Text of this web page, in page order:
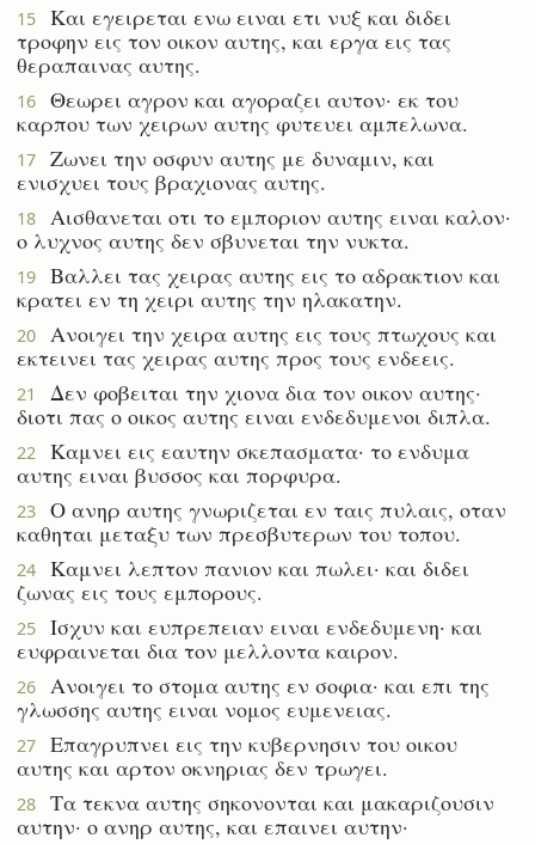
15
Και εγειρεται ενω ειναι ετι νυξ και διδει
τροφην εις τον οικον αυτης, και εργα εις τας
θεραπαινας αυτης.
16
Θεωρει αγρον και αγοραζει αυτον· εκ του
καρπου των χειρων αυτης φυτευει αμπελωνα.
17
Ζωνει την οσφυν αυτης με δυναμιν, και
ενισχυει τους βραχιονας αυτης.
18
Αισθανεται οτι το εμποριον αυτης ειναι καλον·
ο λυχνος αυτης δεν σβυνεται την νυκτα.
19
Βαλλει τας χειρας αυτης εις το αδρακτιον και
κρατει εν τη χειρι αυτης την ηλακατην.
20
Ανοιγει την χειρα αυτης εις τους πτωχους και
εκτεινει τας χειρας αυτης προς τους ενδεεις.
21
Δεν φοβειται την χιονα δια τον οικον αυτης·
διοτι πας ο οικος αυτης ειναι ενδεδυμενοι διπλα.
22
Καμνει εις εαυτην σκεπασματα· το ενδυμα
αυτης ειναι βυσσος και πορφυρα.
23
Ο ανηρ αυτης γνωριζεται εν ταις πυλαις, οταν
καθηται μεταξυ των πρεσβυτερων του τοπου.
24
Καμνει λεπτον πανιον και πωλει· και διδει
ζωνας εις τους εμπορους.
25
Ισχυν και ευπρεπειαν ειναι ενδεδυμενη· και
ευφραινεται δια τον μελλοντα καιρον.
26
Ανοιγει το στομα αυτης εν σοφια· και επι της
γλωσσης αυτης ειναι νομος ευμενειας.
27
Επαγρυπνει εις την κυβερνησιν του οικου
αυτης και αρτον οκνηριας δεν τρωγει.
28
Τα τεκνα αυτης σηκονονται και μακαριζουσιν
αυτην· ο ανηρ αυτης, και επαινει αυτην·